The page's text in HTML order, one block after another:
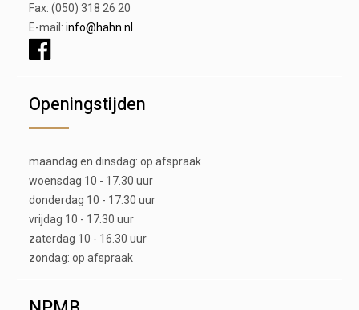
Fax: (050) 318 26 20
E-mail:info@hahn.nl
Openingstijden
maandag en dinsdag: op afspraak
woensdag 10 - 17.30 uur
donderdag 10 - 17.30 uur
vrijdag 10 - 17.30 uur
zaterdag 10 - 16.30 uur
zondag: op afspraak